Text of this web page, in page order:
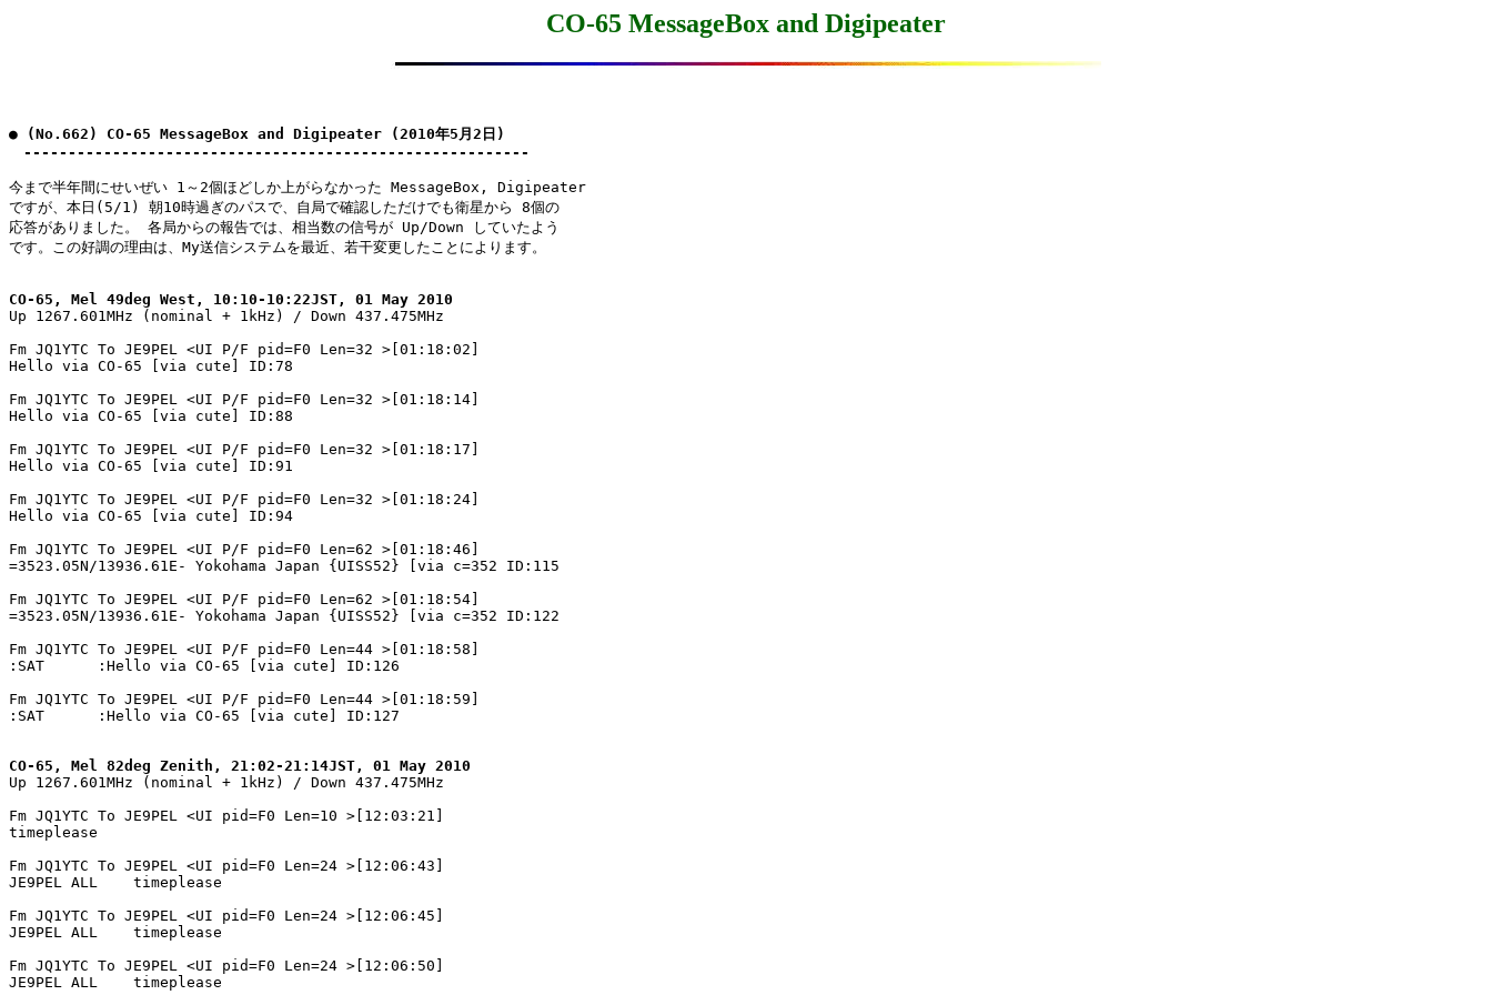
CO-65 MessageBox and Digipeater
● (No.662) CO-65 MessageBox and Digipeater (2010年5月2日)
---------------------------------------------------------
今まで半年間にせいぜい 1～2個ほどしか上がらなかった MessageBox, Digipeater
ですが、本日(5/1) 朝10時過ぎのパスで、自局で確認しただけでも衛星から 8個の
応答がありました。 各局からの報告では、相当数の信号が Up/Down していたよう
です。この好調の理由は、My送信システムを最近、若干変更したことによります。
CO-65, Mel 49deg West, 10:10-10:22JST, 01 May 2010
Up 1267.601MHz (nominal + 1kHz) / Down 437.475MHz
Fm JQ1YTC To JE9PEL <UI P/F pid=F0 Len=32 >[01:18:02]
Hello via CO-65 [via cute] ID:78
Fm JQ1YTC To JE9PEL <UI P/F pid=F0 Len=32 >[01:18:14]
Hello via CO-65 [via cute] ID:88
Fm JQ1YTC To JE9PEL <UI P/F pid=F0 Len=32 >[01:18:17]
Hello via CO-65 [via cute] ID:91
Fm JQ1YTC To JE9PEL <UI P/F pid=F0 Len=32 >[01:18:24]
Hello via CO-65 [via cute] ID:94
Fm JQ1YTC To JE9PEL <UI P/F pid=F0 Len=62 >[01:18:46]
=3523.05N/13936.61E- Yokohama Japan {UISS52} [via c=352 ID:115
Fm JQ1YTC To JE9PEL <UI P/F pid=F0 Len=62 >[01:18:54]
=3523.05N/13936.61E- Yokohama Japan {UISS52} [via c=352 ID:122
Fm JQ1YTC To JE9PEL <UI P/F pid=F0 Len=44 >[01:18:58]
:SAT      :Hello via CO-65 [via cute] ID:126
Fm JQ1YTC To JE9PEL <UI P/F pid=F0 Len=44 >[01:18:59]
:SAT      :Hello via CO-65 [via cute] ID:127
CO-65, Mel 82deg Zenith, 21:02-21:14JST, 01 May 2010
Up 1267.601MHz (nominal + 1kHz) / Down 437.475MHz
Fm JQ1YTC To JE9PEL <UI pid=F0 Len=10 >[12:03:21]
timeplease
Fm JQ1YTC To JE9PEL <UI pid=F0 Len=24 >[12:06:43]
JE9PEL ALL    timeplease
Fm JQ1YTC To JE9PEL <UI pid=F0 Len=24 >[12:06:45]
JE9PEL ALL    timeplease
Fm JQ1YTC To JE9PEL <UI pid=F0 Len=24 >[12:06:50]
JE9PEL ALL    timeplease